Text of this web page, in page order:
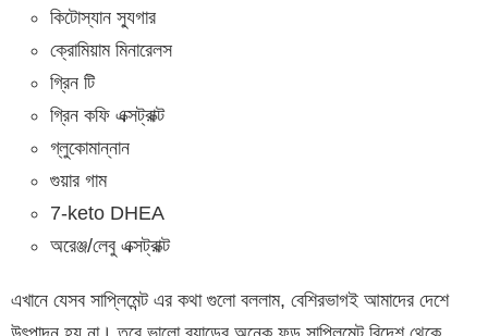
কিটোস্যান স্যুগার
ক্রোমিয়াম মিনারেলস
গ্রিন টি
গ্রিন কফি এক্সট্রাক্ট
গ্লুকোমান্নান
গুয়ার গাম
7-keto DHEA
অরেঞ্জ/লেবু এক্সট্রাক্ট
এখানে যেসব সাপ্লিমেন্ট এর কথা গুলো বললাম, বেশিরভাগই আমাদের দেশে